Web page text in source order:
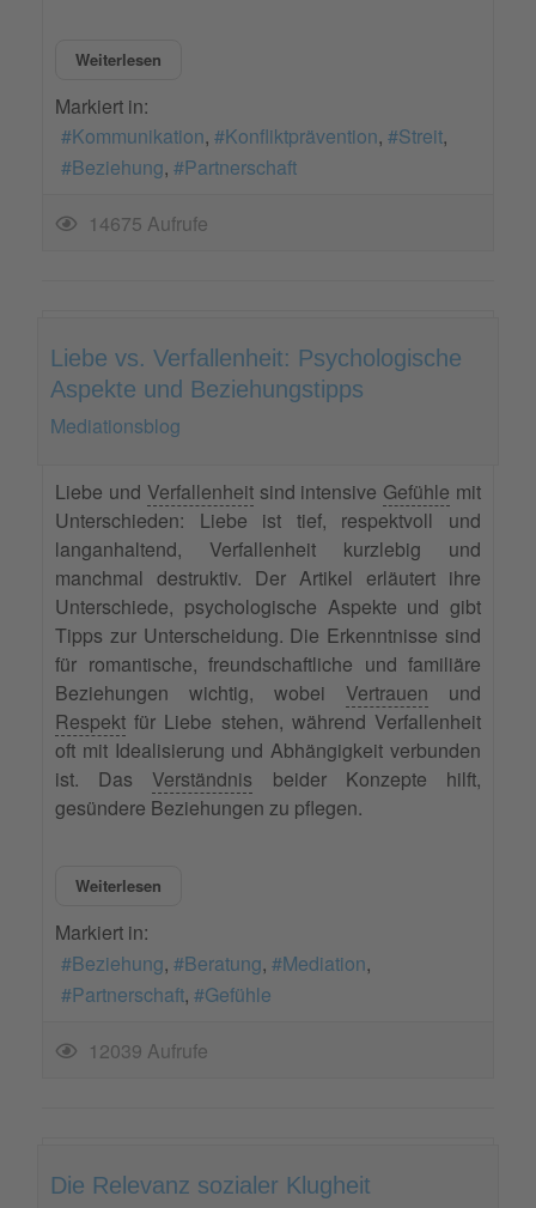
Weiterlesen
Markiert in:
Kommunikation
Konfliktprävention
Streit
Beziehung
Partnerschaft
14675 Aufrufe
Liebe vs. Verfallenheit: Psychologische
Aspekte und Beziehungstipps
Mediationsblog
Liebe und Verfallenheitsind intensive Gefühle mit
Unterschieden: Liebe ist tief, respektvoll und
langanhaltend, Verfallenheit kurzlebig und
manchmal destruktiv. Der Artikel erläutert ihre
Unterschiede, psychologische Aspekte und gibt
Tipps zur Unterscheidung. Die Erkenntnisse sind
für romantische, freundschaftliche und familiäre
Beziehungen wichtig, wobei Vertrauen und
Respekt für Liebe stehen, während Verfallenheit
oft mit Idealisierung und Abhängigkeit verbunden
ist. Das Verständnis beider Konzepte hilft,
gesündere Beziehungen zu pflegen.
Weiterlesen
Markiert in:
Beziehung
Beratung
Mediation
Partnerschaft
Gefühle
12039 Aufrufe
Die Relevanz sozialer Klugheit